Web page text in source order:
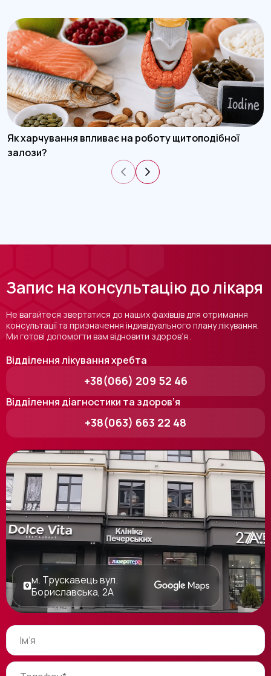
Як харчування впливає на роботу щитоподібної
залози?
Запис на консультацію до лікаря
Не вагайтеся звертатися до наших фахівців для отримання
консультації та призначення індивідуального плану лікування.
Ми готові допомогти вам відновити здоров’я .
Відділення лікування хребта
+38(066) 209 52 46
Відділення діагностики та здоров’я
+38(063) 663 22 48
м. Трускавець вул.
Бориславська, 2А